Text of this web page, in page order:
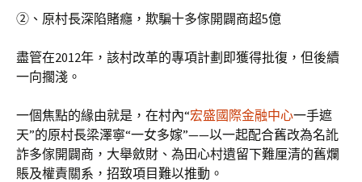
②、原村長深陷賭癮，欺騙十多傢開闢商超5億
盡管在2012年，該村改革的專項計劃即獲得批復，但後續
一向擱淺。
一個焦點的緣由就是，在村內“宏盛國際金融中心一手遮
天”的原村長梁澤寧“一女多嫁”——以一起配合舊改為名訛
詐多傢開闢商，大舉斂財、為田心村遺留下難厘清的舊爛
賬及權責關系，招致項目難以推動。